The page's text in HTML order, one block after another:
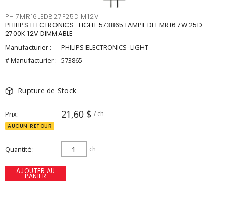
PHI7MR16LED827F25DIM12V
PHILIPS ELECTRONICS -LIGHT 573865 LAMPE DEL MR16 7W 25D
2700K 12V DIMMABLE
Manufacturier :
PHILIPS ELECTRONICS -LIGHT
# Manufacturier : 573865
Rupture de Stock
Prix 21,60 $ / ch
AUCUN RETOUR
Quantité ch
AJOUTER AU
PANIER